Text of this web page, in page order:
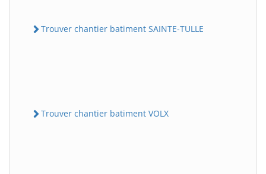
Trouver chantier batiment SAINTE-TULLE
Trouver chantier batiment VOLX